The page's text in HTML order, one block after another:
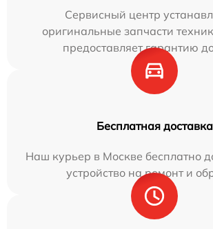
Сервисный центр
оригинальные запчасти
предоставляет гарантию
Бесплатная доставка
Наш курьер в Москве бесплатно
устройство на ремонт и